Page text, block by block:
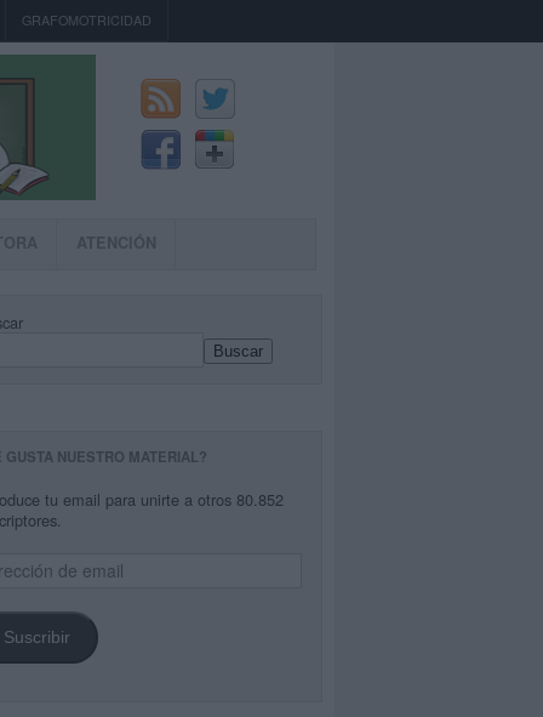
GRAFOMOTRICIDAD
ATENCIÓN
Buscar
GUSTA NUESTRO MATERIAL?
tu email para unirte a otros 80.852
Suscribir